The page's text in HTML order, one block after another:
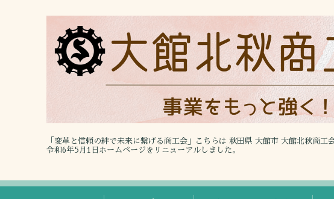
「変革と信頼の絆で未来に繋げる商工会」こちらは 秋田県 大館市 大館北秋商工
令和6年5月1日ホームページをリニューアルしました。